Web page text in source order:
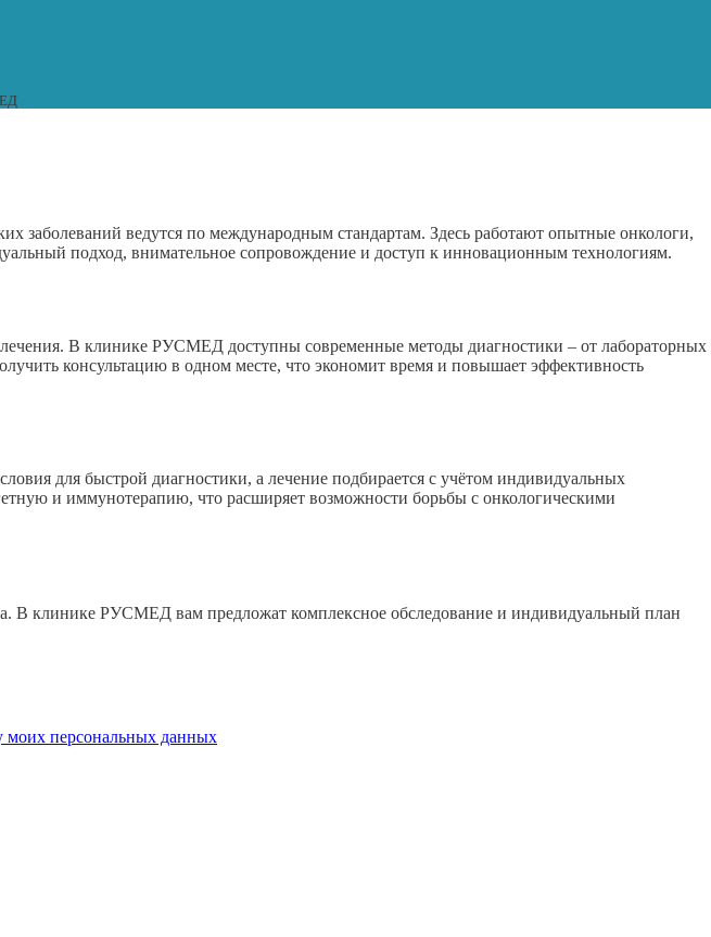
ведутся по международным стандартам. Здесь работают опытные онкологи,
подход, внимательное сопровождение и доступ к инновационным технологиям.
В клинике РУСМЕД доступны современные методы диагностики – от лабораторных
консультацию в одном месте, что экономит время и повышает эффективность
для быстрой диагностики, а лечение подбирается с учётом индивидуальных
и иммунотерапию, что расширяет возможности борьбы с онкологическими
В клинике РУСМЕД вам предложат комплексное обследование и индивидуальный план
моих персональных данных